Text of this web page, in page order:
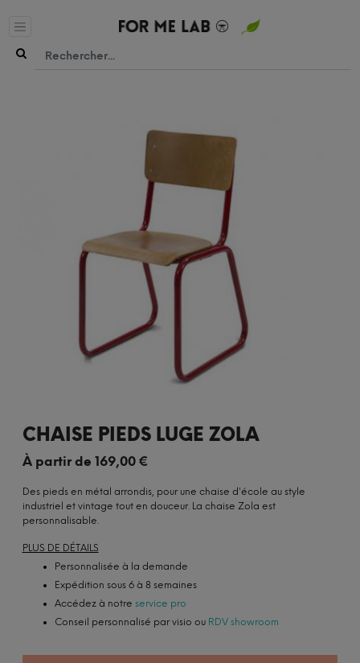
CHAISE PIEDS LUGE ZOLA
À partir de 169,00€
Des pieds en métal arrondis, pour une chaise d'école au style
industriel et vintage tout en douceur. La chaise Zola est
personnalisable.
PLUS DE DÉTAILS
Personnalisée à la demande
Expédition sous 6 à 8 semaines
Accédez à notre service pro
Conseil personnalisé par visio ou RDV showroom